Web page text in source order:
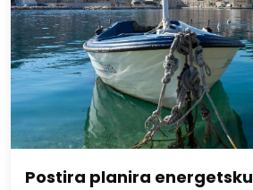
Postira planira